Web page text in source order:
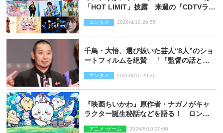
「HOT LIMIT」披露 来週の『CDTVライ
エンタメ 2026/8/10 20:55
千鳥・大悟、選び抜いた芸人“8人”のショ
ートフィルムを絶賛 「『監督の話とか
した」
エンタメ 2026/8/10 20:30
『映画ちいかわ』原作者・ナガノがキャ
ラクター誕生秘話などを語る！ ロング
アニメ･ゲーム 2026/8/10 20:00